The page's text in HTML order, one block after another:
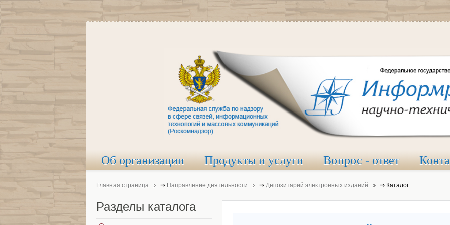
Об организации Продукты и услуги Вопрос - ответ
Главная страница ⇒ Направление деятельности ⇒ Депозитарий электронных изданий ⇒ Каталог
Разделы каталога